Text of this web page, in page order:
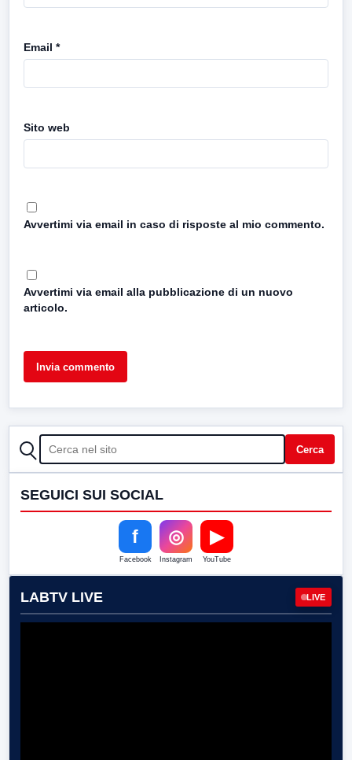
Email *
Sito web
Avvertimi via email in caso di risposte al mio commento.
Avvertimi via email alla pubblicazione di un nuovo
articolo.
CERCA Cerca
SEGUICI SUI SOCIAL
f
Facebook
◎
Instagram
▶
YouTube
LABTV LIVE LIVE